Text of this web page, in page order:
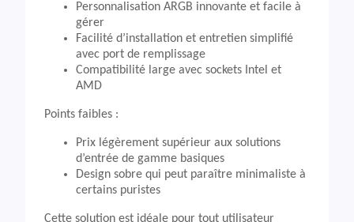
Personnalisation ARGB innovante et facile à
gérer
Facilité d’installation et entretien simplifié
avec port de remplissage
Compatibilité large avec sockets Intel et
AMD
Points faibles :
Prix légèrement supérieur aux solutions
d’entrée de gamme basiques
Design sobre qui peut paraître minimaliste à
certains puristes
Cette solution est idéale pour tout utilisateur